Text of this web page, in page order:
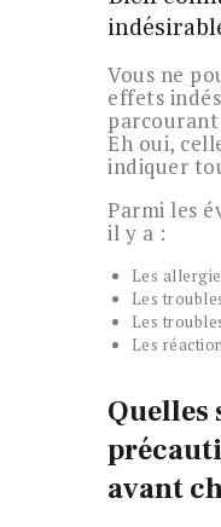
Vous ne
effets
parcourant
Eh oui,
indiquer
Parmi les
il y a :
Les
Les
Les
Les
Quelles
avant